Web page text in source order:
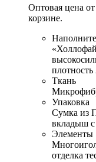
Оптовая цена
корзине.
Ткань
Упаковка
Сумка из
вкладыш с
Элементы
отделка